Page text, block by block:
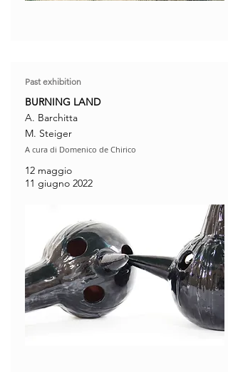
Past exhibition
BURNING LAND
A. Barchitta
M. Steiger
A cura di Domenico de Chirico
12 maggio
11 giugno 2022